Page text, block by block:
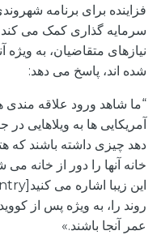
فزاینده برای برنامه
سرمایه گذاری کمک می
نیازهای متقاضیان، به
شده اند، پاسخ می دهد:
“ما شاهد ورود علاقه مندی
آمریکایی ها به ویلاهایی در
دهد چیزی داشته باشند که
خانه آنها را دور از خانه
روند را، به ویژه پس از
عمر آنجا باشند.»